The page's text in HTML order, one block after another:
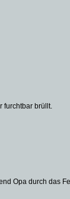
furchtbar brüllt.
Opa durch das